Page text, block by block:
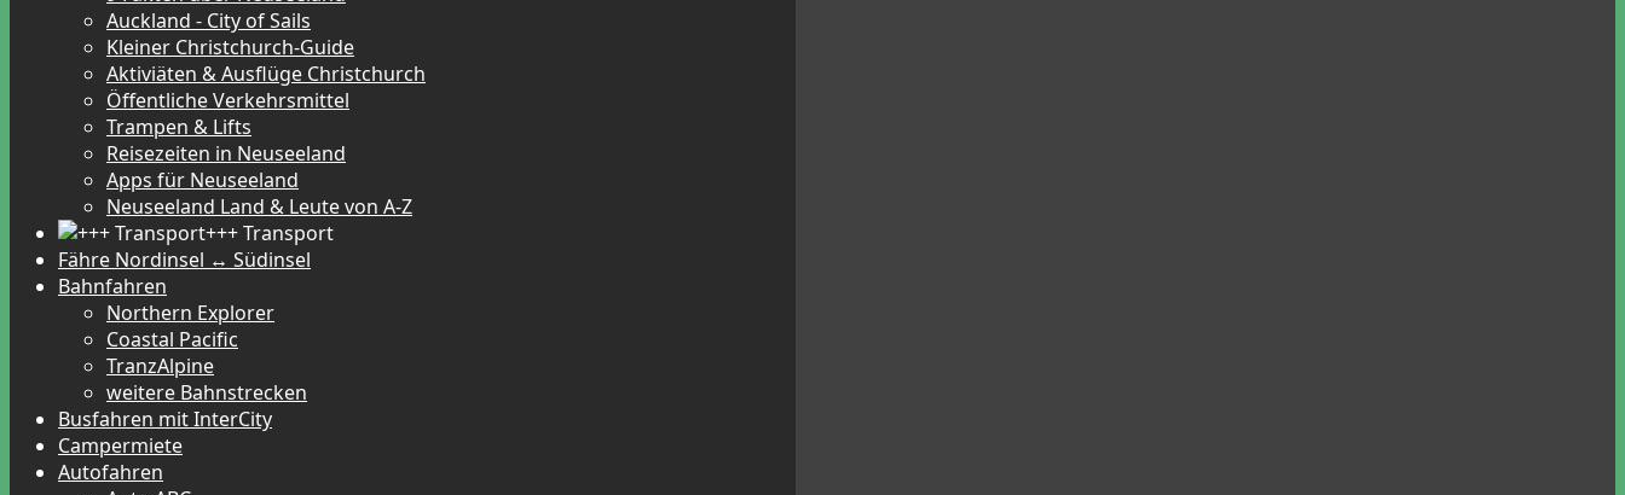
Auckland - City of Sails
Kleiner Christchurch-Guide
Aktiviäten & Ausflüge Christchurch
Öffentliche Verkehrsmittel
Trampen & Lifts
Reisezeiten in Neuseeland
Apps für Neuseeland
Neuseeland Land & Leute von A-Z
+++ Transport
Fähre Nordinsel ↔ Südinsel
Bahnfahren
Northern Explorer
Coastal Pacific
TranzAlpine
weitere Bahnstrecken
Busfahren mit InterCity
Campermiete
Autofahren